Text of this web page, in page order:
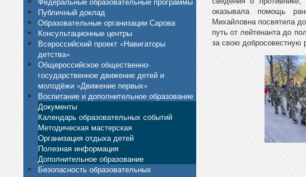
Публичный доклад
Образовательные организации Сарова
Консультационные центры
Всероссийский проект «Навигаторы
детства»
Общероссийское общественно-
государственное движение детей и
молодёжи «Движение первых»
Воспитание и дополнительное образование
Документы
Календарь образовательных событий
Методическая мастерская
Организация отдыха детей
Полезная информация
Дополнительное образование
Безопасность образовательных
оказывала помощь
Михайловна посвятила
путь от лейтенанта до
за свою добросовестную